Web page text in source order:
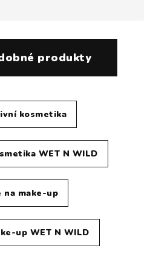
produkty
kosmetika
WET N WILD
na make-up
up WET N WILD